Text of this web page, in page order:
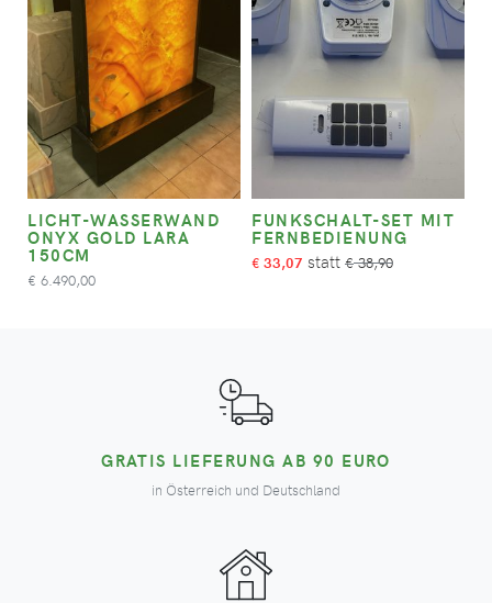
LICHT-WASSERWAND
ONYX GOLD LARA
150CM
€ 6.490,00
FUNKSCHALT-SET MIT
FERNBEDIENUNG
€ 33,07 €38,90
GRATIS LIEFERUNG AB 90 EURO
in Österreich und Deutschland